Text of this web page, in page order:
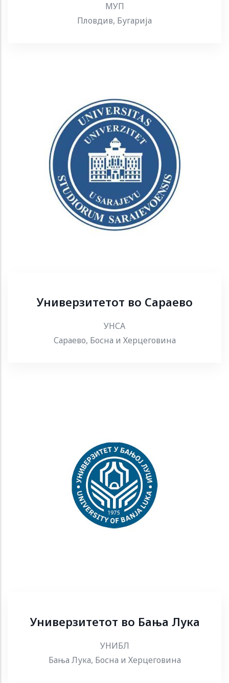
МУП
Пловдив, Бугарија
Универзитетот во Сараево
УНСА
Сараево, Босна и Херцеговина
Универзитетот во Бања Лука
УНИБЛ
Бања Лука, Босна и Херцеговина